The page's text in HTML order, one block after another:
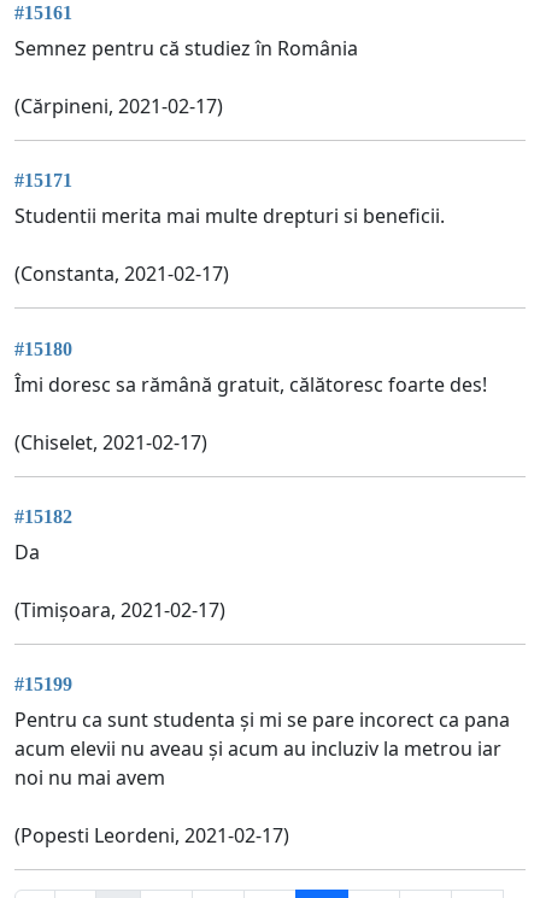
#15161
Semnez pentru că studiez în România
(Cărpineni, 2021-02-17)
#15171
Studentii merita mai multe drepturi si beneficii.
(Constanta, 2021-02-17)
#15180
Îmi doresc sa rămână gratuit, călătoresc foarte des!
(Chiselet, 2021-02-17)
#15182
Da
(Timișoara, 2021-02-17)
#15199
Pentru ca sunt studenta și mi se pare incorect ca pana
acum elevii nu aveau și acum au incluziv la metrou iar
noi nu mai avem
(Popesti Leordeni, 2021-02-17)